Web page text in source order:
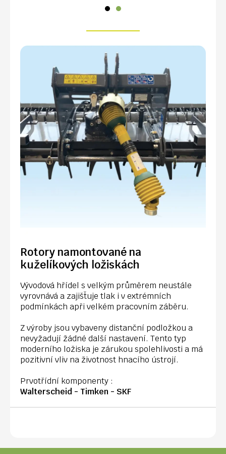
Rotory namontované na
kuželíkových ložiskách
Vývodová hřídel s velkým průměrem neustále
vyrovnává a zajišťuje tlak i v extrémních
podmínkách apři velkém pracovním záběru.
Z výroby jsou vybaveny distanční podložkou a
nevyžadují žádné další nastavení. Tento typ
moderního ložiska je zárukou spolehlivosti a má
pozitivní vliv na životnost hnacího ústrojí.
Prvotřídní komponenty :
Walterscheid - Timken - SKF